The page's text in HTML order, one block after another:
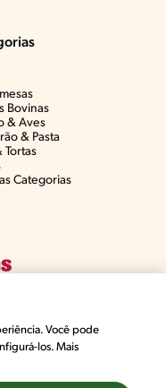
Bovinas​
& Aves​
& Pasta​
Tortas​
Categorias
des Produits Nestlé,
Você pode
los. Mais